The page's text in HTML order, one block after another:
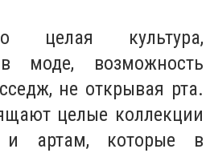
культура,
в моде, возможность
не открывая рта.
целые коллекции
артам, которые в